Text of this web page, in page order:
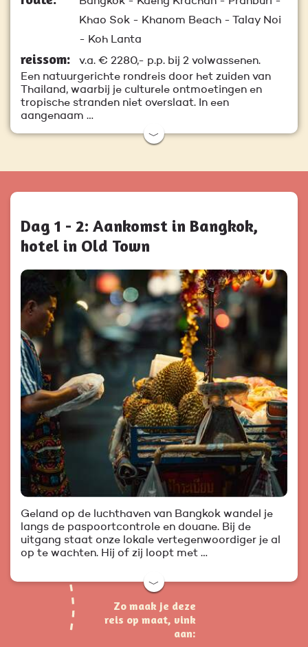
Khao Sok - Khanom Beach - Talay Noi
- Koh Lanta
reissom: v.a. € 2280,- p.p. bij 2 volwassenen.
Een natuurgerichte rondreis door het zuiden van
Thailand, waarbij je culturele ontmoetingen en
tropische stranden niet overslaat. In een
aangenaam …
﹀
Dag 1 - 2: Aankomst in Bangkok,
hotel in Old Town
Geland op de luchthaven van Bangkok wandel je
langs de paspoortcontrole en douane. Bij de
uitgang staat onze lokale vertegenwoordiger je al
op te wachten. Hij of zij loopt met …
﹀
Zo maak je deze
reis op maat, vink
aan: